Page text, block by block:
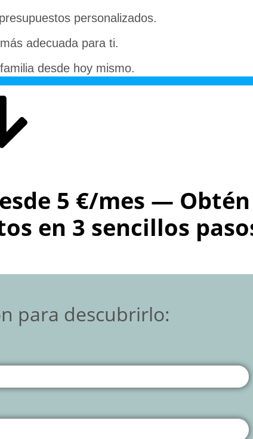
personalizados.
adecuada para ti.
desde hoy mismo.
5 €/mes — Obtén
en 3 sencillos
para descubrirlo: